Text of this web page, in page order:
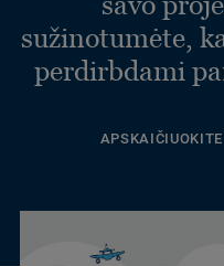
sužinotumėte,
perdirbdami